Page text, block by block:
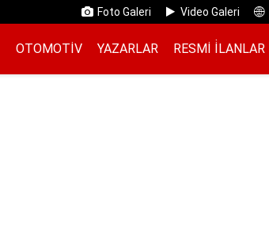
Foto Galeri Video Galeri
OTOMOTIV YAZARLAR RESMI İ̇LANLAR